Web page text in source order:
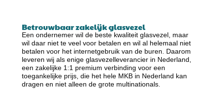
Betrouwbaar zakelijk glasvezel
Een ondernemer wil de beste kwaliteit glasvezel, maar
wil daar niet te veel voor betalen en wil al helemaal niet
betalen voor het internetgebruik van de buren. Daarom
leveren wij als enige glasvezelleverancier in Nederland,
een zakelijke 1:1 premium verbinding voor een
toegankelijke prijs, die het hele MKB in Nederland kan
dragen en niet alleen de grote multinationals.